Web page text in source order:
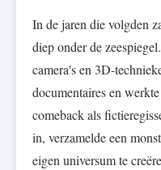
In de jaren die volgden
diep onder de
camera's en 3D-
documentaires en
comeback als
in, verzamelde een
eigen universum te